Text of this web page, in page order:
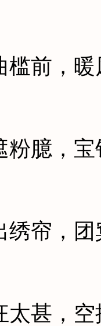
前，暖
臆，宝
帘，团
甚，空